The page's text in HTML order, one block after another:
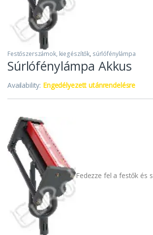
Festőszerszámok, kiegészítők, súrlófénylámpa
Súrlófénylámpa Akkus
Availability: Engedélyezett utánrendelésre
Fedezze fel a festők és